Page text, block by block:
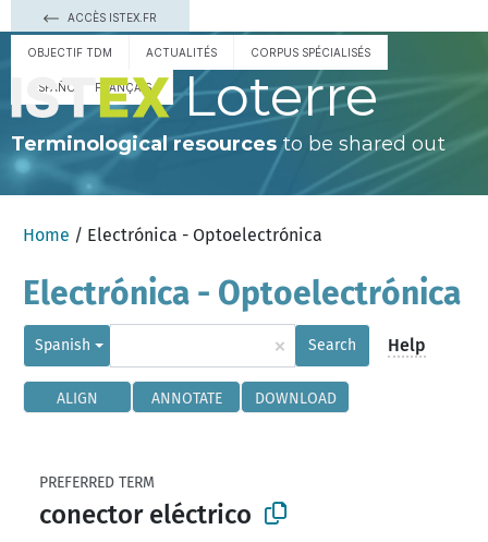
ACCÈS ISTEX.FR
OBJECTIF TDM ACTUALITÉS CORPUS SPÉCIALISÉS
ESPAÑOL FRANÇAIS Loterre
Terminological resourcesto be shared out
Home / Electrónica - Optoelectrónica
Electrónica - Optoelectrónica
Spanish × Search Help
ALIGN ANNOTATE DOWNLOAD
PREFERRED TERM
conector eléctrico